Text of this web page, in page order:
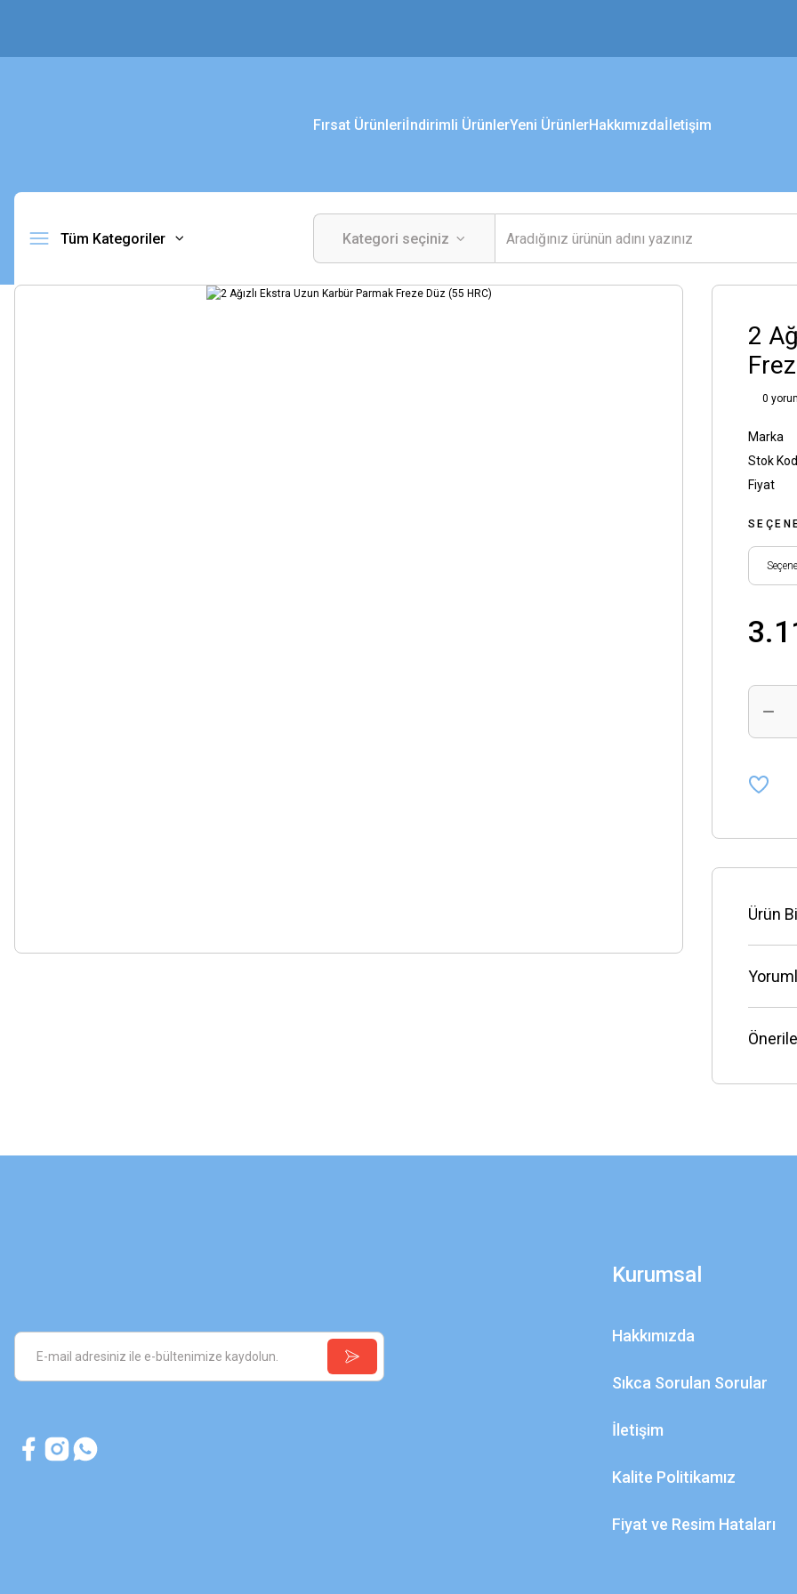
Fırsat Ürünleriİndirimli ÜrünlerYeni ÜrünlerHakkımızdaİletişim
Tüm Kategoriler
2
0
Marka
Stok
Fiyat
Ürün
Kurumsal
Hakkımızda
Sıkca Sorulan Sorular
İletişim
Kalite Politikamız
Fiyat ve Resim Hataları